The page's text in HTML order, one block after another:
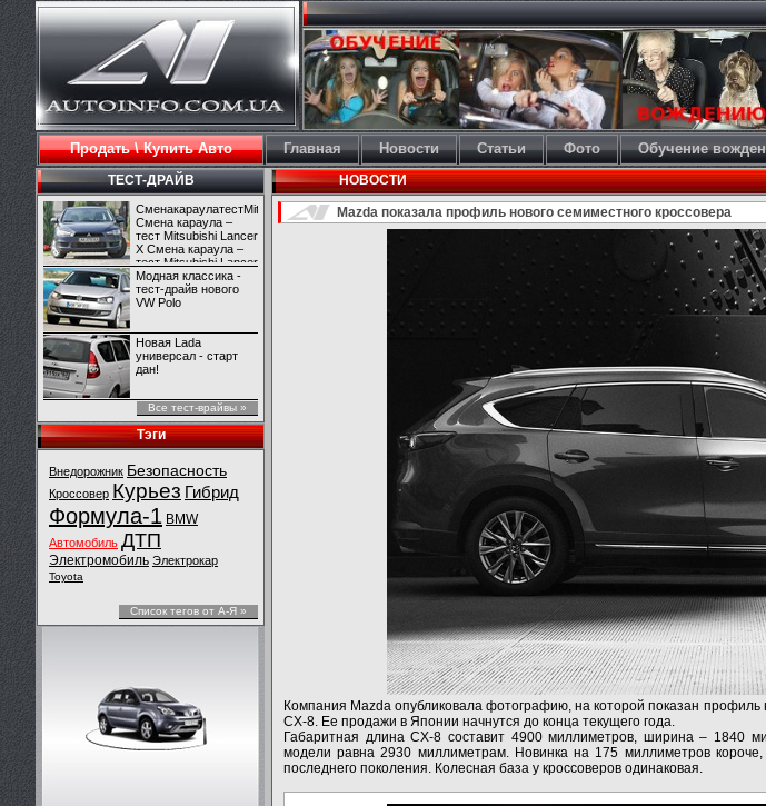
Продать \ Купить Авто Главная Новости Статьи Фото Обучение
ТЕСТ-ДРАЙВ
СменакараулатестMitsubishiLancerX
Смена караула –
тест Mitsubishi Lancer
X Смена караула –
тест Mitsubishi Lancer
X
Модная классика -
тест-драйв нового
VW Polo
Новая Lada
универсал - старт
дан!
Все тест-врайвы »
Тэги
Внедорожник Безопасность
Кроссовер Курьез Гибрид
Формула-1 BMW
Автомобиль ДТП
Электромобиль Электрокар
Toyota
Список тегов от А-Я »
НОВОСТИ
Mazda показала профиль нового семиместного кроссовера
Компания Mazda опубликовала фотографию, на которой показан профиль
CX-8. Ее продажи в Японии начнутся до конца текущего года.
Габаритная длина CX-8 составит 4900 миллиметров, ширина – 1840
модели равна 2930 миллиметрам. Новинка на 175 миллиметров
последнего поколения. Колесная база у кроссоверов одинаковая.